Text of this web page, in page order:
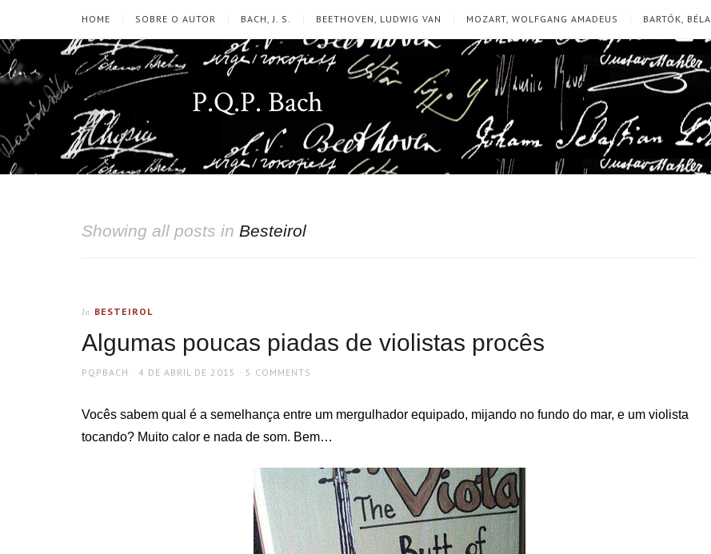
HOME SOBRE O AUTOR BACH, J. S. BEETHOVEN, LUDWIG VAN MOZART, WOLFGANG AMADEUS BARTÓK, BÉLA
P.Q.P. Bach
Showing all posts in Besteirol
In BESTEIROL
Algumas poucas piadas de violistas procês
AUTHOR
PQPBACH
POSTED
4 DE ABRIL DE 2015 5 COMMENTS
Vocês sabem qual é a semelhança entre um mergulhador equipado, mijando no fundo do mar, e um violista
tocando? Muito calor e nada de som. Bem…